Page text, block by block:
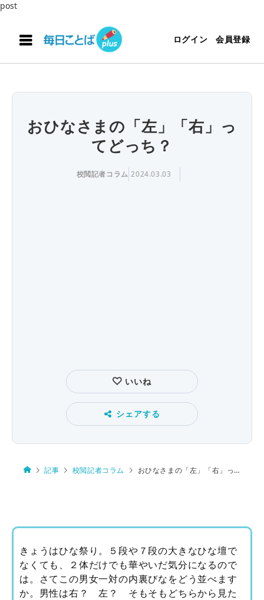
post
ログイン 会員登録
おひなさまの「左」「右」っ
てどっち？
校閲記者コラム 2024.03.03
いいね
シェアする
記事 校閲記者コラム おひなさまの「左」「右」ってどっち？
きょうはひな祭り。５段や７段の大きなひな壇で
なくても、２体だけでも華やいだ気分になるので
は。さてこの男女一対の内裏びなをどう並べます
か。男性は右？ 左？ そもそもどちらから見た